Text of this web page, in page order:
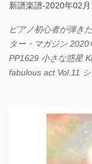
新譜楽譜-2020年02
ピアノ初心者が弾き
ター・マガジン
PP1629 小さな惑星
fabulous act Vol.11